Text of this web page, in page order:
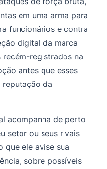
em uma arma para
funcionários e contra
digital da marca
registrados na
antes que esses
reputação da
acompanha de perto
setor ou seus rivais
que ele avise sua
sobre possíveis